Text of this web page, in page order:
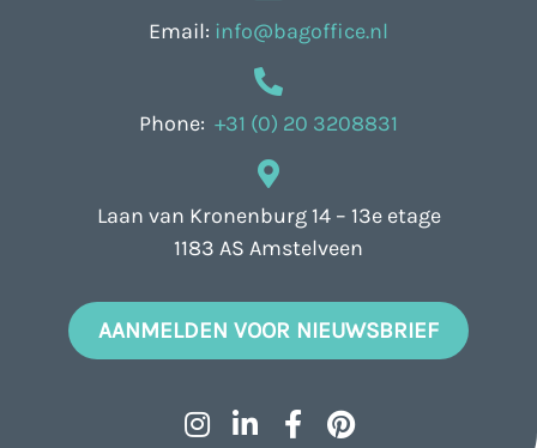
Email: info@bagoffice.nl
Phone: +31 (0) 20 3208831
Laan van Kronenburg 14 – 13e etage
1183 AS Amstelveen
AANMELDEN VOOR NIEUWSBRIEF